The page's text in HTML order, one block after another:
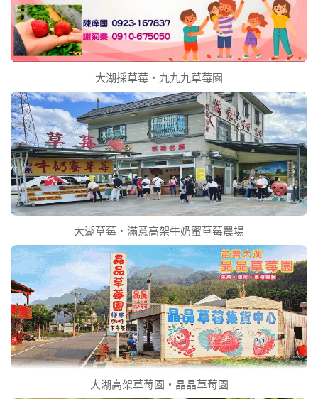
大湖採草莓‧九九九草莓園
大湖草莓‧滿意高架牛奶蜜草莓農場
大湖高架草莓園‧晶晶草莓園